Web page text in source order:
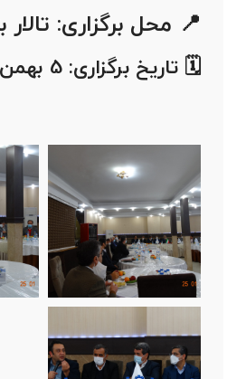
📍 محل برگزاری: تالار
🗓️ تاریخ برگزاری: 5 بهمن 1400